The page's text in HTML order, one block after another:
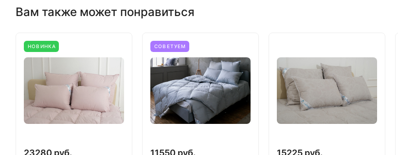
Вам также может понравиться
НОВИНКА
23280 руб.
СОВЕТУЕМ
11550 руб. 15225 руб.